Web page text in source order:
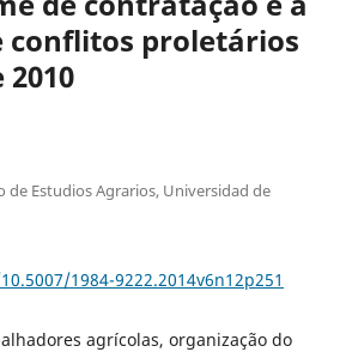
conflitos proletários
2010
Estudios Agrarios, Universidad de
1984-9222.2014v6n12p251
agrícolas, organização do